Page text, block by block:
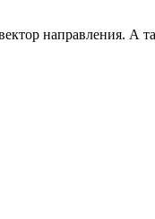
направления. А